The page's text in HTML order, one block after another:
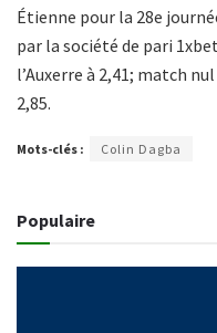
Étienne pour la 28e
par la société de pari
l’Auxerre à 2,41; match
2,85.
Mots-clés : Colin Dagba
Populaire